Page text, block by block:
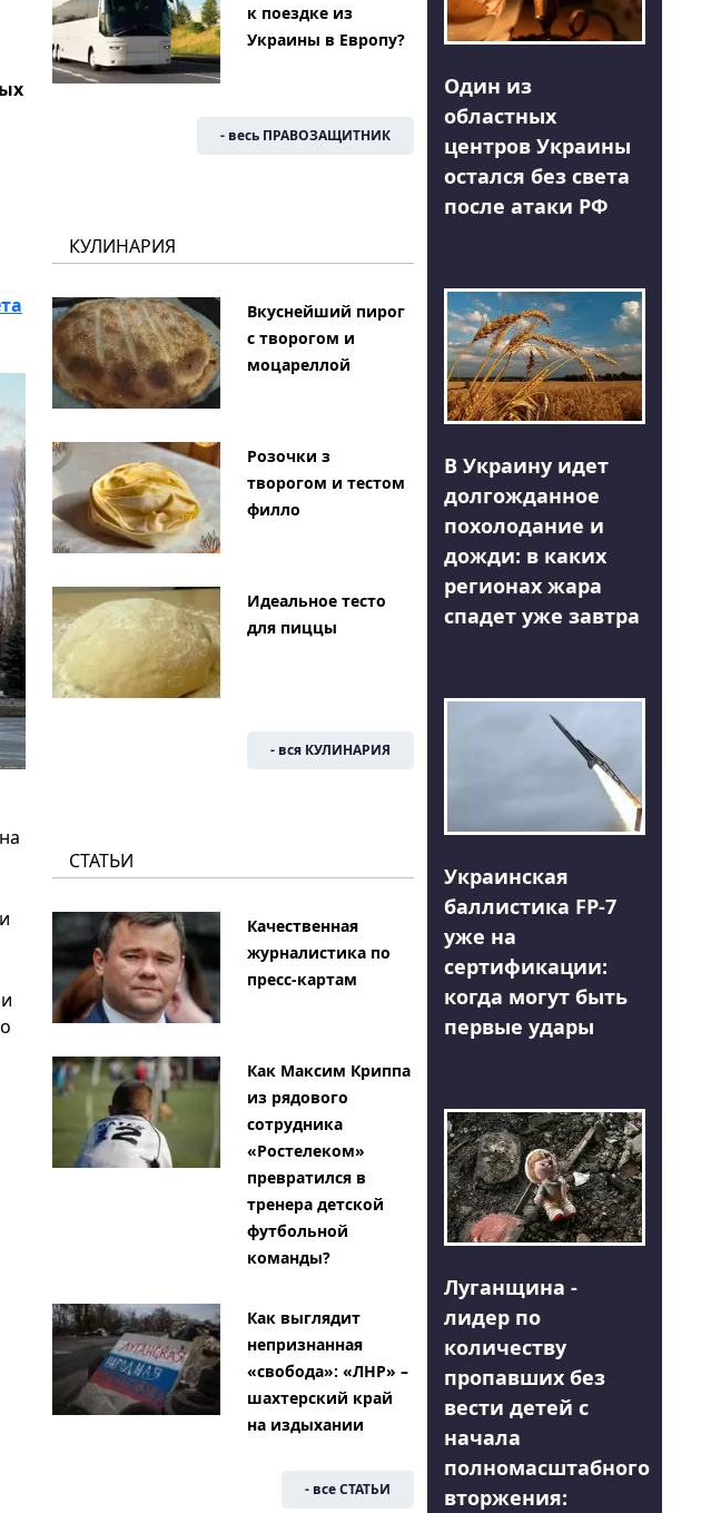
к поездке из
Украины в Европу?
- весь ПРАВОЗАЩИТНИК
КУЛИНАРИЯ
Вкуснейший пирог
с творогом и
моцареллой
Розочки з
творогом и тестом
филло
Идеальное тесто
для пиццы
- вся КУЛИНАРИЯ
СТАТЬИ
Качественная
журналистика по
пресс-картам
Как Максим Криппа
из рядового
сотрудника
«Ростелеком»
превратился в
тренера детской
футбольной
команды?
Как выглядит
непризнанная
«свобода»: «ЛНР» –
шахтерский край
на издыхании
- все СТАТЬИ
Один из
областных
центров Украины
остался без света
после атаки РФ
В Украину идет
долгожданное
похолодание и
дожди: в каких
регионах жара
спадет уже завтра
Украинская
баллистика FP-7
уже на
сертификации:
когда могут быть
первые удары
Луганщина -
лидер по
количеству
пропавших без
вести детей с
начала
полномасштабного
вторжения: